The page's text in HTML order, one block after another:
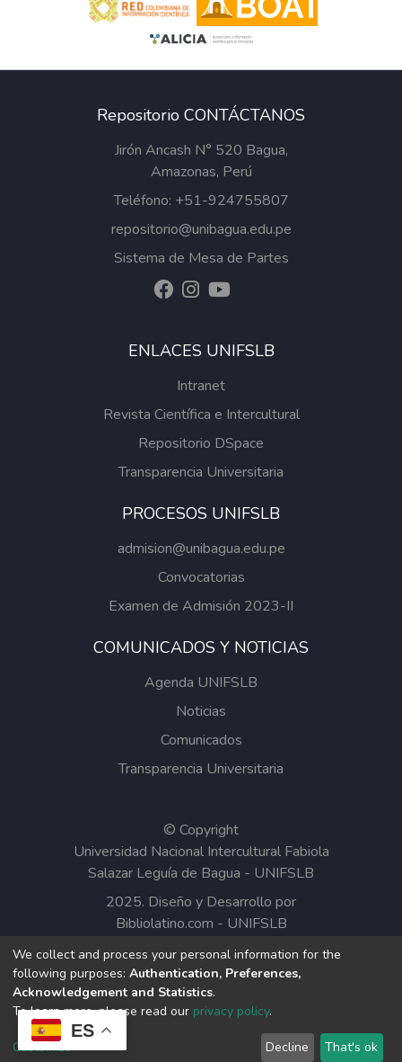
ES
Repositorio CONTÁCTANOS
Jirón Ancash N° 520 Bagua,
Amazonas, Perú
Teléfono: +51-924755807
repositorio@unibagua.edu.pe
Sistema de Mesa de Partes
ENLACES UNIFSLB
Intranet
Revista Científica e Intercultural
Repositorio DSpace
Transparencia Universitaria
PROCESOS UNIFSLB
admision@unibagua.edu.pe
Convocatorias
Examen de Admisión 2023-II
COMUNICADOS Y NOTICIAS
Agenda UNIFSLB
Noticias
Comunicados
Transparencia Universitaria
© Copyright
Universidad Nacional Intercultural Fabiola
Salazar Leguía de Bagua - UNIFSLB
2025. Diseño y Desarrollo por
Bibliolatino.com - UNIFSLB
Todos los contenidos del Repositorio
Institucional de la UNIFSLB están bajo la
Licencia Creative Commons.
We collect and process your personal information for the
following purposes: Authentication, Preferences,
Acknowledgement and Statistics.
To learn more, please read our privacy policy.
Customize Decline That's ok